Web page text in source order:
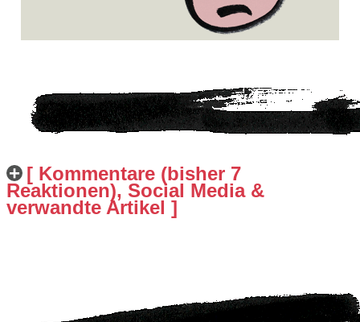
[ Kommentare (bisher 7
Reaktionen), Social Media &
verwandte Artikel ]